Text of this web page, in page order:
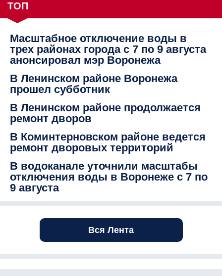
ТОП
Масштабное отключение воды в
трех районах города с 7 по 9 августа
анонсировал мэр Воронежа
В Ленинском районе Воронежа
прошел субботник
В Ленинском районе продолжается
ремонт дворов
В Коминтерновском районе ведется
ремонт дворовых территорий
В водоканале уточнили масштабы
отключения воды в Воронеже с 7 по
9 августа
Вся Лента